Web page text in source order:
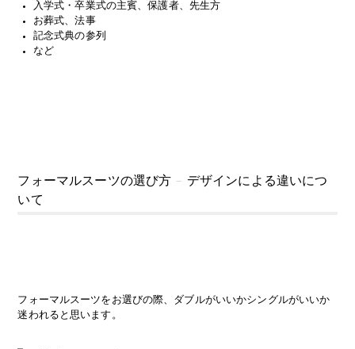
入学式・卒業式の主賓、保護者、先生方
お葬式、法事
記念式典の参列
など
フォーマルスーツの選び方 – デザインによる違いにつ
いて
フォーマルスーツをお選びの際、ダブルがいいかシングルがいいか
迷われると思います。